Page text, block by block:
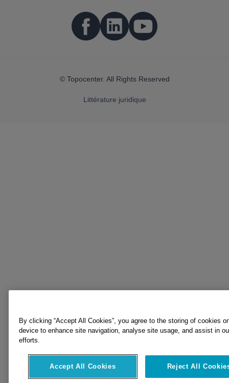
© Topocenter. All Rights Reserved
Littérature juridique
By clicking “Accept All Cookies”, you agree to the storing of cookies
device to enhance site navigation, analyse site usage, and assist in
efforts.
Accept All Cookies Reject All